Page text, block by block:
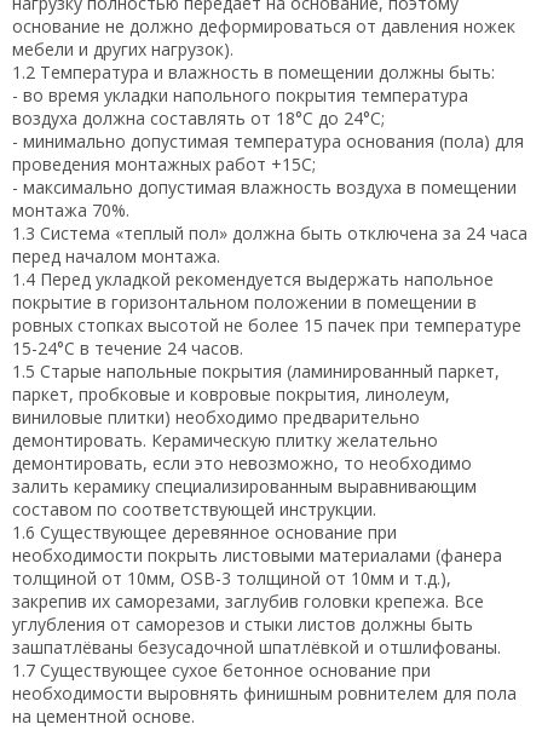
основание не должно деформироваться от давления ножек
мебели и других нагрузок).
1.2 Температура и влажность в помещении должны быть:
- во время укладки напольного покрытия температура
воздуха должна составлять от 18°С до 24°С;
- минимально допустимая температура основания (пола) для
проведения монтажных работ +15С;
- максимально допустимая влажность воздуха в помещении
монтажа 70%.
1.3 Система «теплый пол» должна быть отключена за 24 часа
перед началом монтажа.
1.4 Перед укладкой рекомендуется выдержать напольное
покрытие в горизонтальном положении в помещении в
ровных стопках высотой не более 15 пачек при температуре
15-24°С в течение 24 часов.
1.5 Старые напольные покрытия (ламинированный паркет,
паркет, пробковые и ковровые покрытия, линолеум,
виниловые плитки) необходимо предварительно
демонтировать. Керамическую плитку желательно
демонтировать, если это невозможно, то необходимо
залить керамику специализированным выравнивающим
составом по соответствующей инструкции.
1.6 Существующее деревянное основание при
необходимости покрыть листовыми материалами (фанера
толщиной от 10мм, OSB-3 толщиной от 10мм и т.д.),
закрепив их саморезами, заглубив головки крепежа. Все
углубления от саморезов и стыки листов должны быть
зашпатлёваны безусадочной шпатлёвкой и отшлифованы.
1.7 Существующее сухое бетонное основание при
необходимости выровнять финишным ровнителем для пола
на цементной основе.